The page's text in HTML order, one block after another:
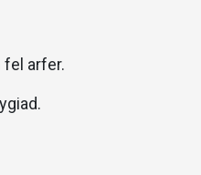
fel arfer.